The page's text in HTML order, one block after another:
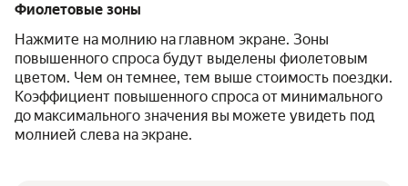
Фиолетовые зоны
Нажмите на молнию на главном экране. Зоны
повышенного спроса будут выделены фиолетовым
цветом. Чем он темнее, тем выше стоимость поездки.
Коэффициент повышенного спроса от минимального
до максимального значения вы можете увидеть под
молнией слева на экране.